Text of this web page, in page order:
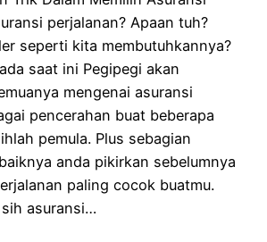
perjalanan? Apaan tuh?
seperti kita membutuhkannya?
saat ini Pegipegi akan
mengenai asuransi
pencerahan buat beberapa
pemula. Plus sebagian
anda pikirkan sebelumnya
paling cocok buatmu.
asuransi…